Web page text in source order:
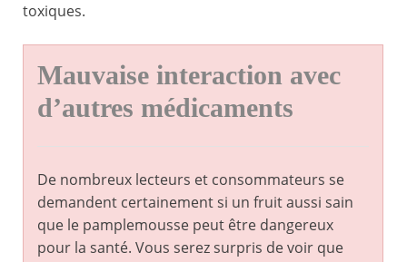
toxiques.
Mauvaise interaction avec
d’autres médicaments
De nombreux lecteurs et consommateurs se
demandent certainement si un fruit aussi sain
que le pamplemousse peut être dangereux
pour la santé. Vous serez surpris de voir que